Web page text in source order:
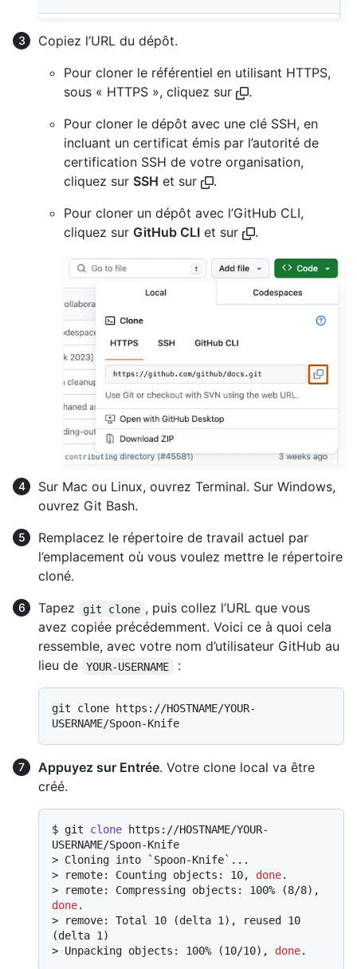
Copiez l’URL du dépôt.
Pour cloner le référentiel en utilisant HTTPS,
sous « HTTPS », cliquez sur
.
Pour cloner le dépôt avec une clé SSH, en
incluant un certificat émis par l’autorité de
certification SSH de votre organisation,
cliquez sur SSH et sur
.
Pour cloner un dépôt avec l’GitHub CLI,
cliquez sur GitHub CLI et sur .
Sur Mac ou Linux, ouvrez Terminal. Sur Windows,
ouvrez Git Bash.
Remplacez le répertoire de travail actuel par
l’emplacement où vous voulez mettre le répertoire
cloné.
Tapez
git clone , puis collez l’URL que vous
avez copiée précédemment. Voici ce à quoi cela
ressemble, avec votre nom d’utilisateur GitHub au
lieu de
YOUR-USERNAME :
git clone https://HOSTNAME/YOUR-
Appuyez sur Entrée. Votre clone local va être
créé.
$ git clone https://HOSTNAME/YOUR-
USERNAME/Spoon-Knife
> Cloning into `Spoon-Knife`...
>
remote: Counting objects: 10, done.
>
done.
>
remove: Total 10 (delta 1), reused 10
(delta 1)
> Unpacking objects: 100% (10/10), done.